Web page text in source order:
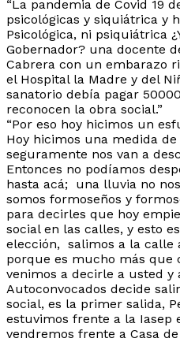
“La pandemia de Covid 19
psicológicas y siquiátrica y
Psicológica, ni psiquiátrica
Gobernador? una docente
Cabrera con un embarazo
el Hospital la Madre y del
sanatorio debía pagar
reconocen la obra social.”
“Por eso hoy hicimos un
Hoy hicimos una medida
seguramente nos van a
Entonces no podíamos
hasta acá; una lluvia no
somos formoseños y
para decirles que hoy
social en las calles, y esto
elección, salimos a la calle
porque es mucho más que
venimos a decirle a usted y
Autoconvocados decide
social, es la primer salida,
estuvimos frente a la Iasep
vendremos frente a Casa de